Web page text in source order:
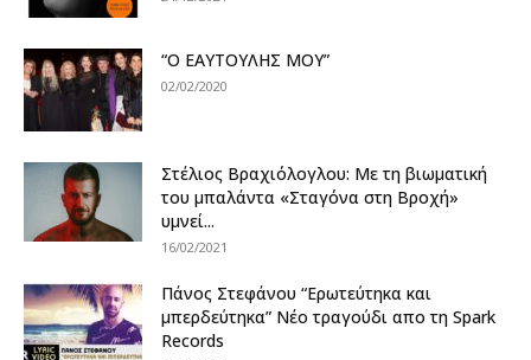
“Ο ΕΑΥΤΟΥΛΗΣ ΜΟΥ”
02/02/2020
Στέλιος Βραχιόλογλου: Με τη βιωματική
του μπαλάντα «Σταγόνα στη Βροχή»
υμνεί...
16/02/2021
Πάνος Στεφάνου “Ερωτεύτηκα και
μπερδεύτηκα” Νέο τραγούδι απο τη Spark
Records